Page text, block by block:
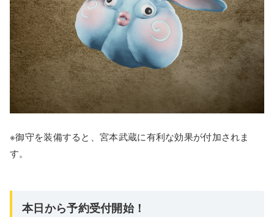
※御守を装備すると、宮本武蔵に有利な効果が付加されま
す。
本日から予約受付開始！